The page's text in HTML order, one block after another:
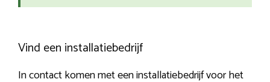
Vind een installatiebedrijf
In contact komen met een installatiebedrijf voor het